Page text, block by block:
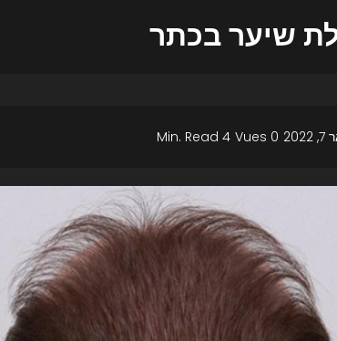
שיער בכתר
0 Vues
4 Min. Read